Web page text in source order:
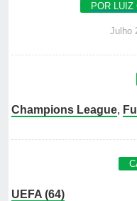
POR LUIZ
Julho
Champions League,
UEFA (64)